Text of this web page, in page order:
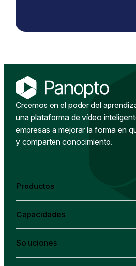
Creemos en el poder del
una plataforma de vídeo
empresas a mejorar la forma en
y comparten conocimiento.
Productos
Capacidades
Soluciones